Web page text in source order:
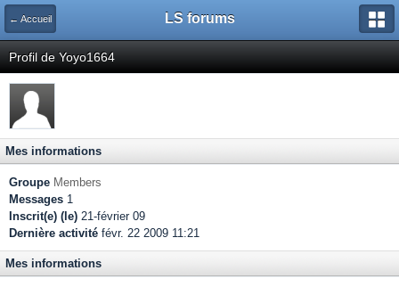
← Accueil LS forums
Profil de Yoyo1664
Mes informations
Groupe Members
Messages 1
Inscrit(e) (le) 21-février 09
Dernière activité févr. 22 2009 11:21
Mes informations